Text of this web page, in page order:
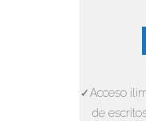
✓Acceso
de